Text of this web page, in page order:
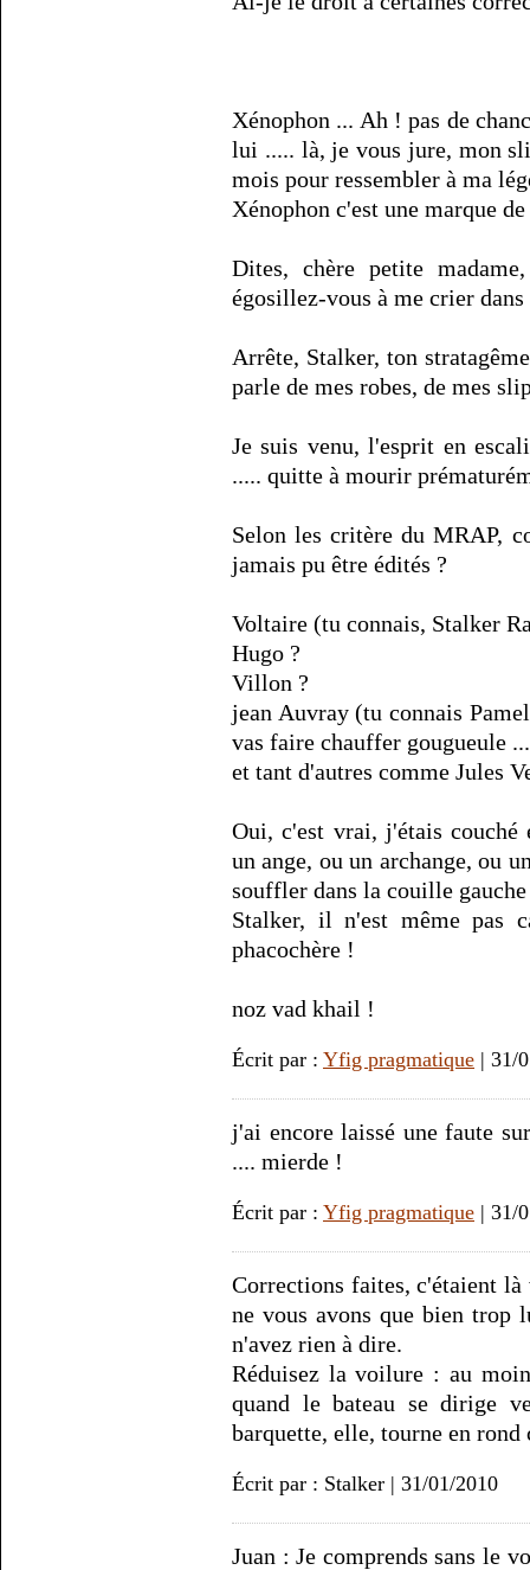
Xénophon ... Ah ! pas de
lui ..... là, je vous jure, mon
mois pour ressembler à ma
Xénophon c'est une marque
Dites, chère petite
égosillez-vous à me crier dans
Arrête, Stalker, ton
parle de mes robes, de mes
Je suis venu, l'esprit en
..... quitte à mourir
Selon les critère du MRAP,
jamais pu être édités ?
Voltaire (tu connais, Stalker
Hugo ?
Villon ?
jean Auvray (tu connais
vas faire chauffer gougueule
et tant d'autres comme Jules
Oui, c'est vrai, j'étais couché
un ange, ou un archange, ou
souffler dans la couille
Stalker, il n'est même pas
phacochère !
noz vad khail !
Écrit par : Yfig pragmatique | 31/
j'ai encore laissé une faute
.... mierde !
Écrit par : Yfig pragmatique | 31/
Corrections faites, c'étaient là
ne vous avons que bien trop
n'avez rien à dire.
Réduisez la voilure : au
quand le bateau se dirige
barquette, elle, tourne en
Écrit par : Stalker | 31/01/2010
Juan : Je comprends sans le